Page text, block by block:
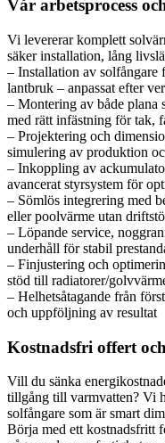
Vår arbetsprocess
Vi levererar komplett
säker installation, lång
– Installation av solfångare
lantbruk – anpassat efter
– Montering av både plana
med rätt infästning för tak,
– Projektering och
simulering av produktion
– Inkoppling av
avancerat styrsystem för
– Sömlös integrering med
eller poolvärme utan
– Löpande service,
underhåll för stabil
– Finjustering och
stöd till radiatorer/
– Helhetsåtagande från
och uppföljning av resultat
Kostnadsfri offert
Vill du sänka
tillgång till varmvatten? Vi
solfångare som är smart
Börja med ett kostnadsfritt